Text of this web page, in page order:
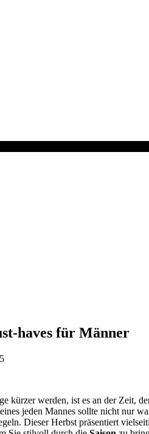
haves für Männer
kürzer werden, ist es an der Zeit,
eines jeden Mannes sollte nicht nur
Dieser Herbst präsentiert